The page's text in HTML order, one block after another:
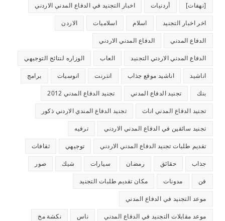
[نهفات] أردنيات اخبار التجنيد في الدفاع المدني الاردني
اخر اخبار التجنيد اسلام اسلاميات الاردن
الدفاع المدني الدفاع المدني الاردني
الدفاع المدني الاردني التجنيد العاب الوزاره لنتائج التوجيهي
اناشيد اناشيد موقع جذاب انترنت انوسيات برامج
بنك تجنيد الدفاع المدني تجنيد الدفاع المدني 2012
تجنيد الدفاع المدني اناث تجنيد الدفاع المندي الاردني ذكور
تجنيد سائقين في الدفاع المدني الاردني ترفيه
تقديم طلبات تجنيد الدفاع المدني الاردني توجيهي ثقافات
جذاب حقائق رمضان سيارات شيك صور
فن مدونات مكان تقديم طلبات التجنيد
موعد التجنيد في الدفاع المدني
موعد مقابلات التجنيد في الدفاع المدني ناس نكشة مخ